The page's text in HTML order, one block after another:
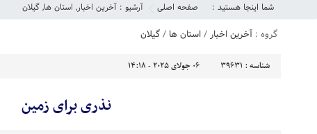
شما اینجا هستید : صفحه اصلی آرشیو : آخرین اخبار, استان ها, گیلان
گروه : آخرین اخبار/استان ها /گیلان
شناسه : 39631 06 جولای 2025 - 14:18
نذری برای زمین